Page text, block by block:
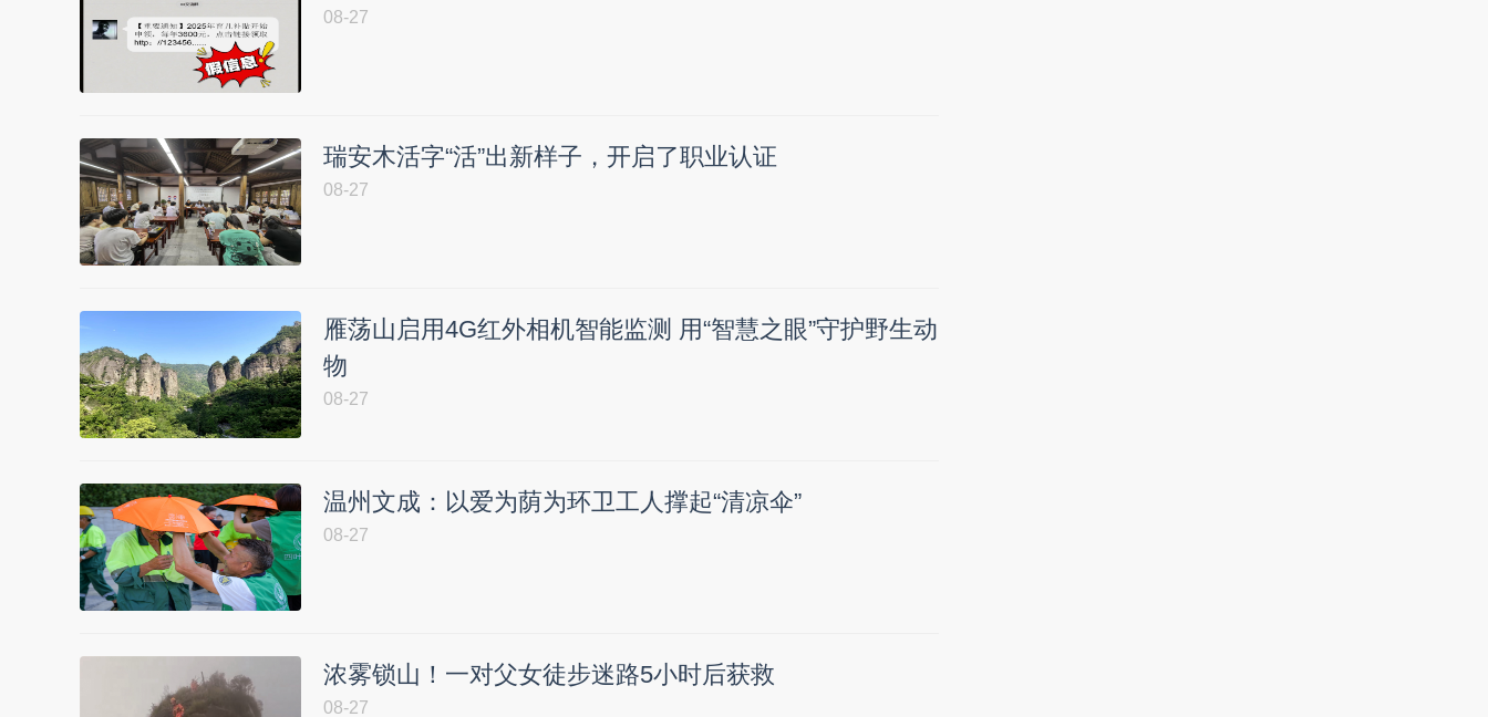
08-27
瑞安木活字“活”出新样子，开启了职业认证
08-27
雁荡山启用4G红外相机智能监测 用“智慧之眼”守护野生动
物
08-27
温州文成：以爱为荫为环卫工人撑起“清凉伞”
08-27
浓雾锁山！一对父女徒步迷路5小时后获救
08-27